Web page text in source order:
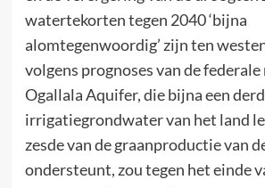
watertekorten tegen 2040 ‘bijna
alomtegenwoordig’ zijn ten
volgens prognoses van de
Ogallala Aquifer, die bijna een
irrigatiegrondwater van het land
zesde van de graanproductie van
ondersteunt, zou tegen het einde